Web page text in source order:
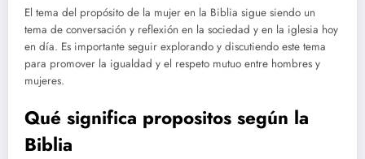
El tema del propósito de la mujer en la Biblia sigue siendo un
tema de conversación y reflexión en la sociedad y en la iglesia hoy
en día. Es importante seguir explorando y discutiendo este tema
para promover la igualdad y el respeto mutuo entre hombres y
mujeres.
Qué significa propositos según la
Biblia